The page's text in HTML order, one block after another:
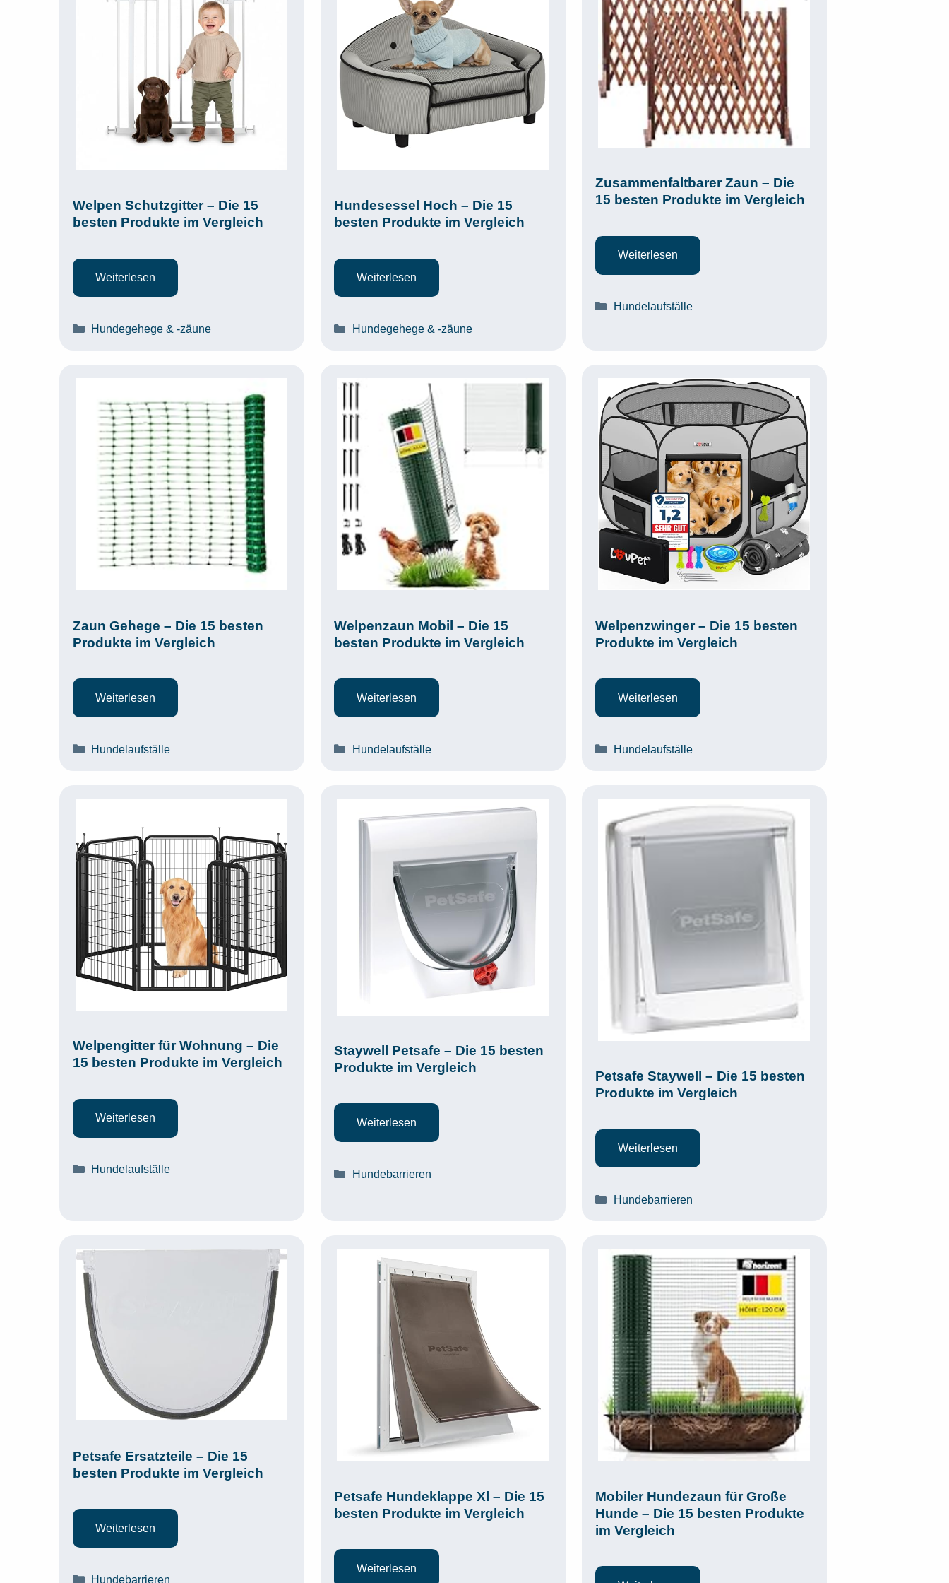
Welpen Schutzgitter – Die 15
besten Produkte im Vergleich
Weiterlesen
Kategorien
Hundegehege & -zäune
Hundesessel Hoch – Die 15
besten Produkte im Vergleich
Weiterlesen
Kategorien
Hundegehege & -zäune
Zusammenfaltbarer Zaun – Die
15 besten Produkte im Vergleich
Weiterlesen
Kategorien
Hundelaufställe
Zaun Gehege – Die 15 besten
Produkte im Vergleich
Weiterlesen
Kategorien
Hundelaufställe
Welpenzaun Mobil – Die 15
besten Produkte im Vergleich
Weiterlesen
Kategorien
Hundelaufställe
Welpenzwinger – Die 15 besten
Produkte im Vergleich
Weiterlesen
Kategorien
Hundelaufställe
Welpengitter für Wohnung – Die
15 besten Produkte im Vergleich
Weiterlesen
Kategorien
Hundelaufställe
Staywell Petsafe – Die 15 besten
Produkte im Vergleich
Weiterlesen
Kategorien
Hundebarrieren
Petsafe Staywell – Die 15 besten
Produkte im Vergleich
Weiterlesen
Kategorien
Hundebarrieren
Petsafe Ersatzteile – Die 15
besten Produkte im Vergleich
Weiterlesen
Kategorien
Hundebarrieren
Petsafe Hundeklappe Xl – Die 15
besten Produkte im Vergleich
Weiterlesen
Mobiler Hundezaun für Große
Hunde – Die 15 besten Produkte
im Vergleich